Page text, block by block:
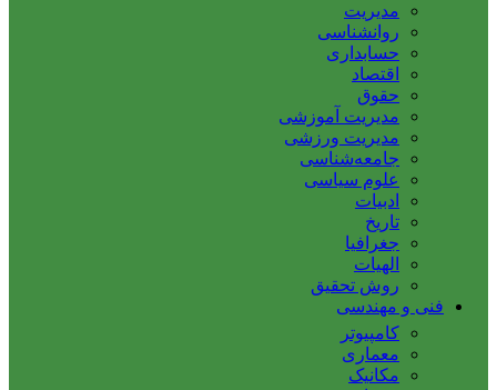
مدیریت
روانشناسی
حسابداری
اقتصاد
حقوق
مدیریت آموزشی
مدیریت ورزشی
جامعه‌شناسی
علوم سیاسی
ادبیات
تاریخ
جغرافیا
الهیات
روش تحقیق
فنی و مهندسی
کامپیوتر
معماری
مکانیک